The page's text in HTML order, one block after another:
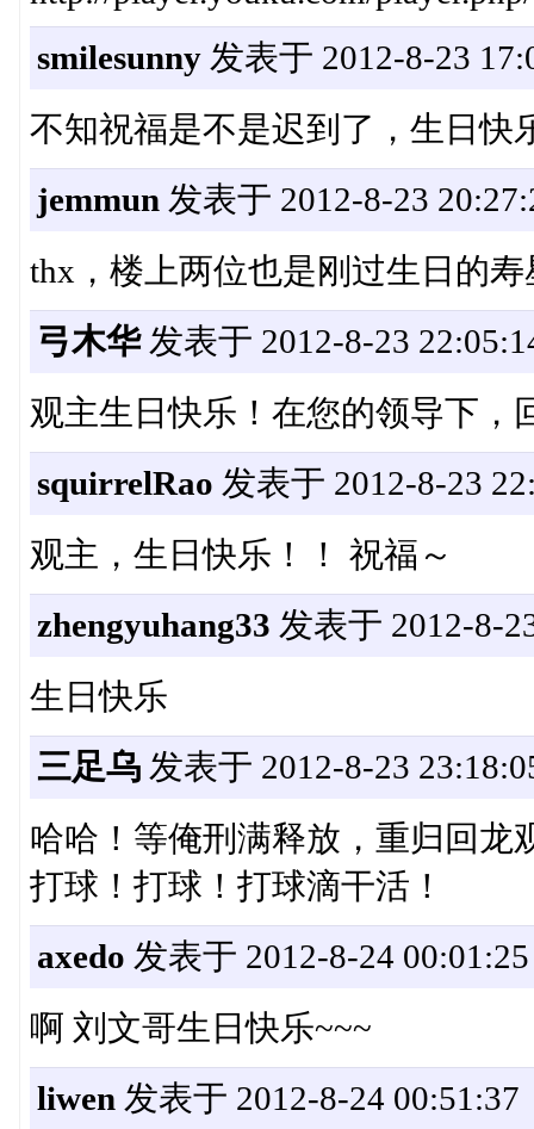
smilesunny发表于 2012-8-23
不知祝福是不是迟到了，生日快
jemmun 发表于 2012-8-23
thx，楼上两位也是刚过生日的
弓木华发表于 2012-8-23
观主生日快乐！在您的领导下，
squirrelRao 发表于 2012-8-23
观主，生日快乐！！ 祝福～
zhengyuhang33 发表于 2012-8-
生日快乐
三足乌发表于 2012-8-23
哈哈！等俺刑满释放，重归回龙
打球！打球！打球滴干活！
axedo 发表于 2012-8-24 00:01:25
啊 刘文哥生日快乐~~~
liwen 发表于 2012-8-24 00:51:37